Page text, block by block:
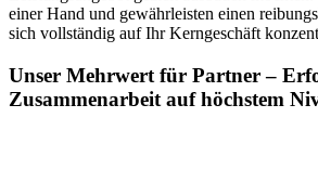
einer Hand und gewährleisten einen
sich vollständig auf Ihr Kerngeschäft
Unser Mehrwert für Partner –
Zusammenarbeit auf höchstem